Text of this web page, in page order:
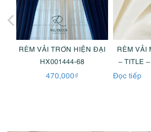
RÈM VẢI TRƠN HIỆN ĐẠI
HX001444-68
470,000₫
RÈM VẢI
– TITLE
Đọc tiếp